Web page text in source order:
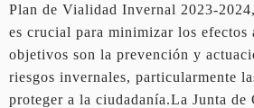
Plan de Vialidad Invernal 2023-
es crucial para minimizar los efectos
objetivos son la prevención y
riesgos invernales, particularmente
proteger a la ciudadanía.La Junta de